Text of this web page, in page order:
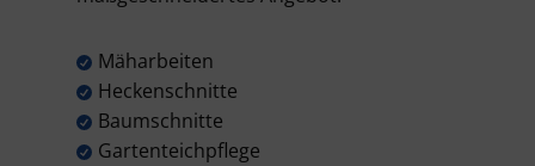
Mäharbeiten
Heckenschnitte
Baumschnitte
Gartenteichpflege